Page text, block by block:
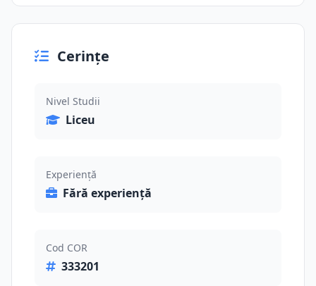
Cerințe
Nivel Studii
Liceu
Experiență
Fără experiență
Cod COR
333201